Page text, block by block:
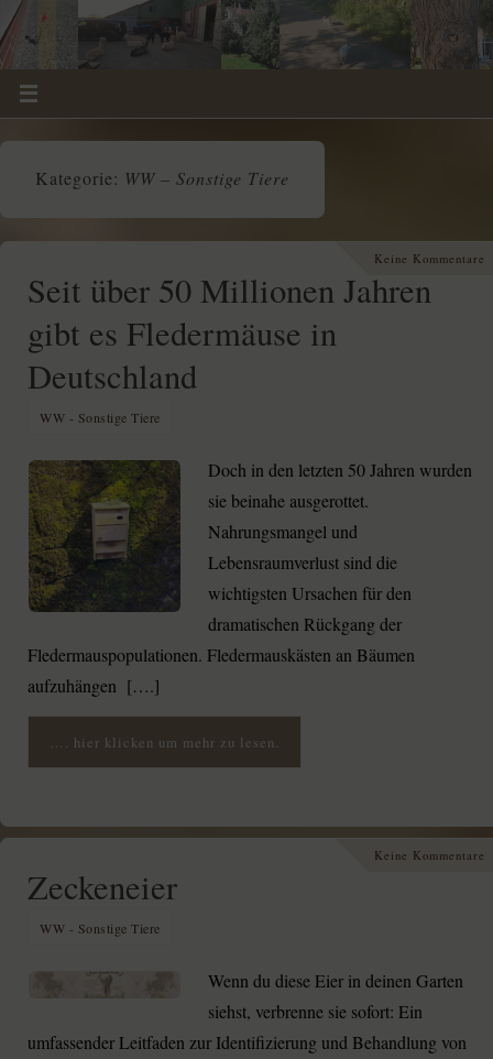
Kategorie: WW – Sonstige Tiere
Keine Kommentare
Seit über 50 Millionen Jahren
gibt es Fledermäuse in
Deutschland
WW - Sonstige Tiere
Doch in den letzten 50 Jahren wurden
sie beinahe ausgerottet.
Nahrungsmangel und
Lebensraumverlust sind die
wichtigsten Ursachen für den
dramatischen Rückgang der
Fledermauspopulationen. Fledermauskästen an Bäumen
aufzuhängen [….]
…. hier klicken um mehr zu lesen.
Keine Kommentare
Zeckeneier
WW - Sonstige Tiere
Wenn du diese Eier in deinen Garten
siehst, verbrenne sie sofort: Ein
umfassender Leitfaden zur Identifizierung und Behandlung von